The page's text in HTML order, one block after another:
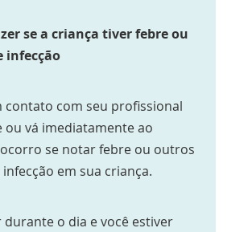
se a criança tiver febre ou
infecção
contato com seu profissional
ou vá imediatamente ao
se notar febre ou outros
em sua criança.
durante o dia e você estiver